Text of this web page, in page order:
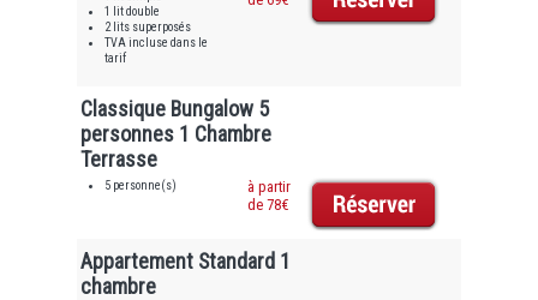
1 lit double
2 lits superposés
TVA incluse dans le
tarif
Classique Bungalow 5
personnes 1 Chambre
Terrasse
5 personne(s)
à partir
de 78€
Appartement Standard 1
chambre